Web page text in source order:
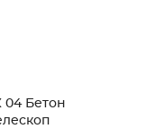
04 Бетон